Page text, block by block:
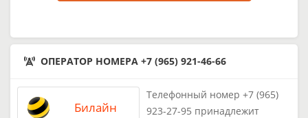
ОПЕРАТОР НОМЕРА +7 (965) 921-46-66
Билайн
Телефонный номер +7 (965)
923-27-95 принадлежит